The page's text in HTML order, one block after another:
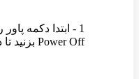
1 - ابتدا دکمه
Power Off بزنید تا دستگاه خاموش شود .